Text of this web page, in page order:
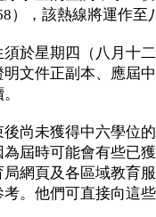
），該熱線將運作至
星期四（八月十二
文件正副本、應屆
未獲得中六學位的
屆時可能會有些已
網頁及各區域教育
。他們可直接向這